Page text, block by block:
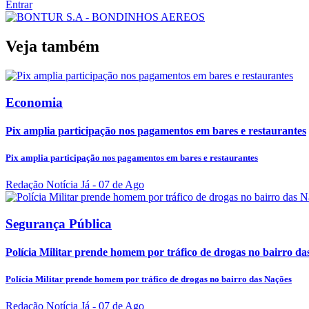
Entrar
Veja também
Economia
Pix amplia participação nos pagamentos em bares e restaurantes
Pix amplia participação nos pagamentos em bares e restaurantes
Redação Notícia Já - 07 de Ago
Segurança Pública
Polícia Militar prende homem por tráfico de drogas no bairro
Polícia Militar prende homem por tráfico de drogas no bairro das Nações
Redação Notícia Já - 07 de Ago